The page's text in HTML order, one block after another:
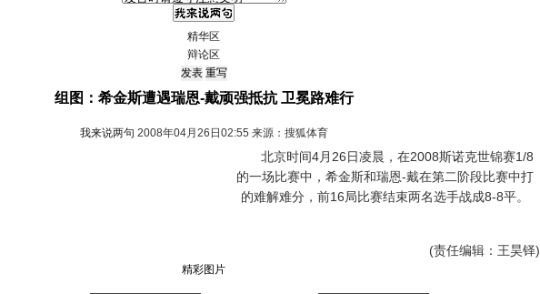
精华区
辩论区
组图：希金斯遭遇瑞恩-戴顽强抵抗 卫冕路难行
我来说两句 2008年04月26日02:55 来源：搜狐体育
北京时间4月26日凌晨，在2008斯诺克世锦赛1/8
的一场比赛中，希金斯和瑞恩-戴在第二阶段比赛中打
的难解难分，前16局比赛结束两名选手战成8-8平。
(责任编辑：王昊铎)
精彩图片